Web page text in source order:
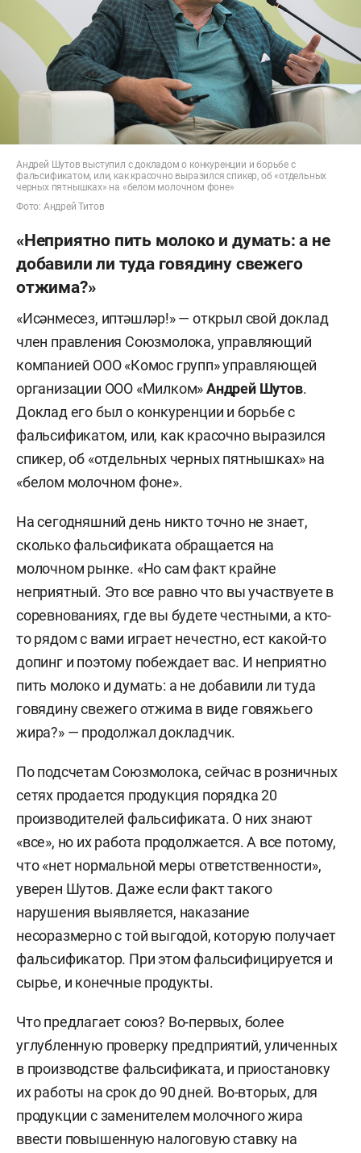
Андрей Шутов выступил с докладом о конкуренции и борьбе с
фальсификатом, или, как красочно выразился спикер, об «отдельных
черных пятнышках» на «белом молочном фоне»
Фото: Андрей Титов
«Неприятно пить молоко и думать: а не
добавили ли туда говядину свежего
отжима?»
«Исәнмесез, иптәшләр!» — открыл свой доклад
член правления Союзмолока, управляющий
компанией ООО «Комос групп» управляющей
организации ООО «Милком»Андрей Шутов.
Доклад его был о конкуренции и борьбе с
фальсификатом, или, как красочно выразился
спикер, об «отдельных черных пятнышках» на
«белом молочном фоне».
На сегодняшний день никто точно не знает,
сколько фальсификата обращается на
молочном рынке. «Но сам факт крайне
неприятный. Это все равно что вы участвуете в
соревнованиях, где вы будете честными, а кто-
то рядом с вами играет нечестно, ест какой-то
допинг и поэтому побеждает вас. И неприятно
пить молоко и думать: а не добавили ли туда
говядину свежего отжима в виде говяжьего
жира?» — продолжал докладчик.
По подсчетам Союзмолока, сейчас в розничных
сетях продается продукция порядка 20
производителей фальсификата. О них знают
«все», но их работа продолжается. А все потому,
что «нет нормальной меры ответственности»,
уверен Шутов. Даже если факт такого
нарушения выявляется, наказание
несоразмерно с той выгодой, которую получает
фальсификатор. При этом фальсифицируется и
сырье, и конечные продукты.
Что предлагает союз? Во-первых, более
углубленную проверку предприятий, уличенных
в производстве фальсификата, и приостановку
их работы на срок до 90 дней. Во-вторых, для
продукции с заменителем молочного жира
ввести повышенную налоговую ставку на